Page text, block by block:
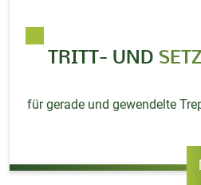
TRITT- UND
für gerade und gewendelte